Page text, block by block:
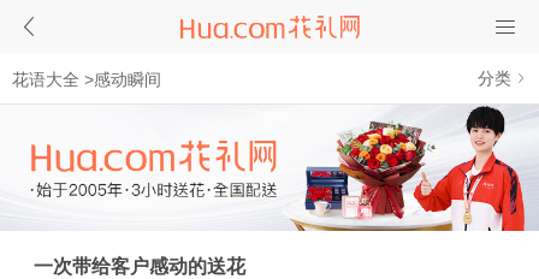
花语大全 >感动瞬间 分类
一次带给客户感动的送花